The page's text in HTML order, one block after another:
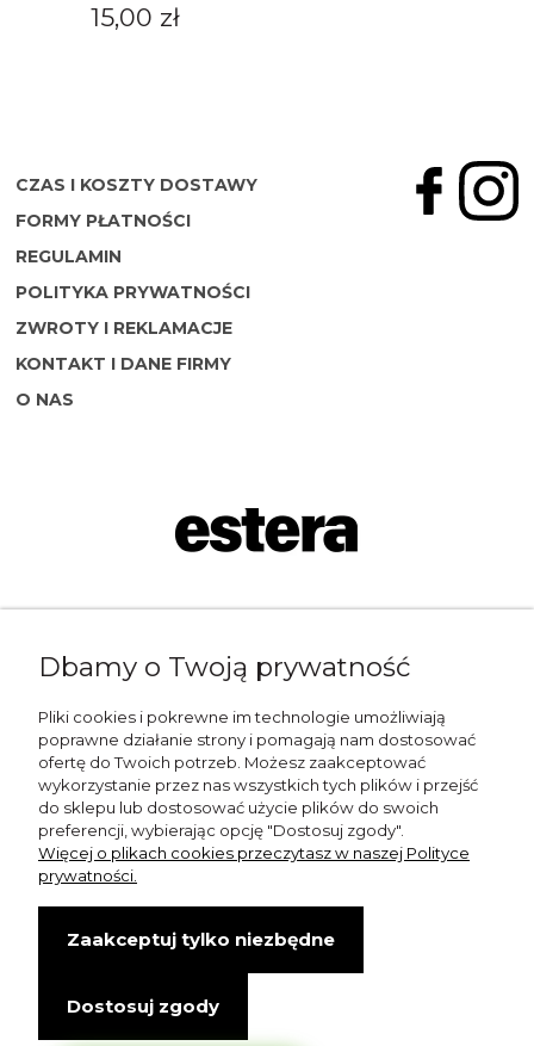
15,00 zł
CZAS I KOSZTY DOSTAWY
FORMY PŁATNOŚCI
REGULAMIN
POLITYKA PRYWATNOŚCI
ZWROTY I REKLAMACJE
KONTAKT I DANE FIRMY
O NAS
shop@esterashop.com
+48 785 709 330
ESTERA
Otolice 68
99-400 Łowicz
Wskazówki dojazdu
NIP: 8341003819
Copyright © Estera. Wszelkie prawa zastrzeżone.
Dbamy o Twoją prywatność
Pliki cookies i pokrewne im technologie umożliwiają
poprawne działanie strony i pomagają nam dostosować
ofertę do Twoich potrzeb. Możesz zaakceptować
wykorzystanie przez nas wszystkich tych plików i przejść
do sklepu lub dostosować użycie plików do swoich
preferencji, wybierając opcję "Dostosuj zgody".
Więcej o plikach cookies przeczytasz w naszej Polityce
prywatności.
Zaakceptuj tylko niezbędne
Dostosuj zgody